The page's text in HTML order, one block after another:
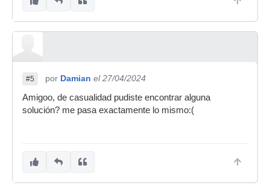
#5 por Damian el 27/04/2024
Amigoo, de casualidad pudiste encontrar alguna
solución? me pasa exactamente lo mismo:(